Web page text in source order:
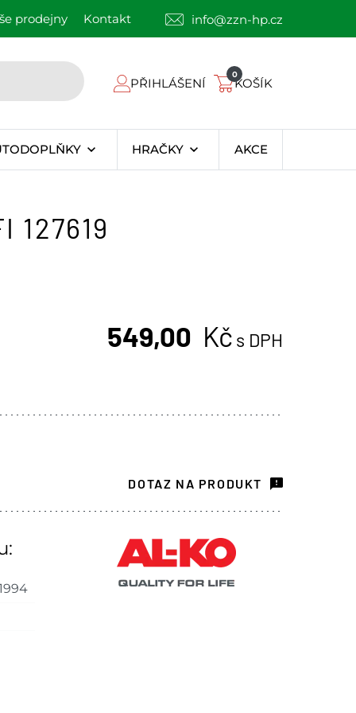
prodejny Kontakt info@zzn-hp.cz
PŘIHLÁŠENÍ
0
KOŠÍK
HRAČKY AKCE
127619
549,00 Kč s DPH
DOTAZ NA PRODUKT